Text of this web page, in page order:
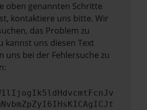
oben genannten Schritte
kontaktiere uns bitte. Wir
das Problem zu
kannst uns diesen Text
uns bei der Fehlersuche zu